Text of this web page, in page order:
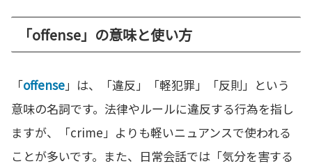
「offense」の意味と使い方
「offense」は、「違反」「軽犯罪」「反則」という
意味の名詞です。法律やルールに違反する行為を指し
ますが、「crime」よりも軽いニュアンスで使われる
ことが多いです。また、日常会話では「気分を害する